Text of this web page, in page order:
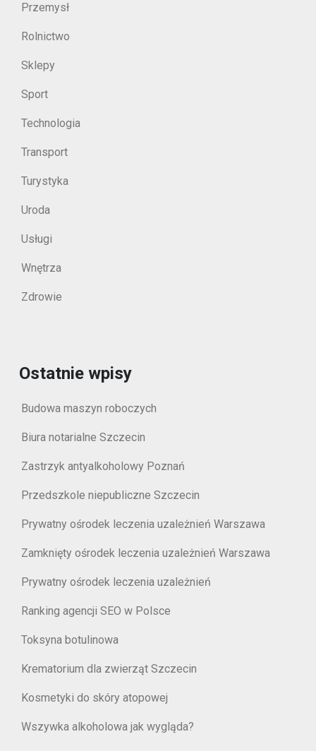
Przemysł
Rolnictwo
Sklepy
Sport
Technologia
Transport
Turystyka
Uroda
Usługi
Wnętrza
Zdrowie
Ostatnie wpisy
Budowa maszyn roboczych
Biura notarialne Szczecin
Zastrzyk antyalkoholowy Poznań
Przedszkole niepubliczne Szczecin
Prywatny ośrodek leczenia uzależnień Warszawa
Zamknięty ośrodek leczenia uzależnień Warszawa
Prywatny ośrodek leczenia uzależnień
Ranking agencji SEO w Polsce
Toksyna botulinowa
Krematorium dla zwierząt Szczecin
Kosmetyki do skóry atopowej
Wszywka alkoholowa jak wygląda?